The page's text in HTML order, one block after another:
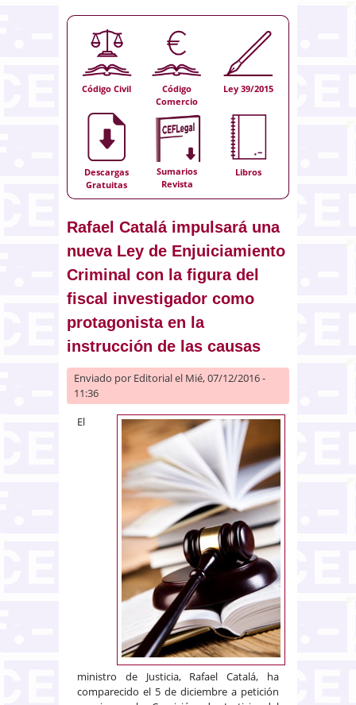
Código Civil
Código
Comercio
Ley 39/2015
Descargas
Gratuitas
Sumarios
Revista
Libros
Rafael Catalá impulsará una
nueva Ley de Enjuiciamiento
Criminal con la figura del
fiscal investigador como
protagonista en la
instrucción de las causas
Enviado por Editorialel Mié, 07/12/2016 -
11:36
El
ministro de Justicia, Rafael Catalá, ha
comparecido el 5 de diciembre a petición